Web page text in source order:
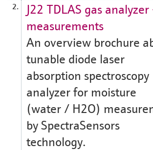
2.
J22 TDLAS gas
measurements
An overview brochure
tunable diode laser
absorption
analyzer for moisture
(water / H2O)
by SpectraSensors
technology.